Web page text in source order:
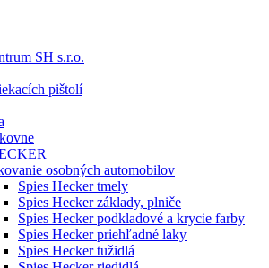
SH s.r.o.
pištolí
osobných automobilov
Spies Hecker tmely
Spies Hecker základy, plniče
Spies Hecker podkladové a krycie farby
Spies Hecker priehľadné laky
Spies Hecker tužidlá